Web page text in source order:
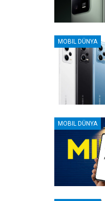
MOBIL DÜNYA
MOBIL DÜNYA